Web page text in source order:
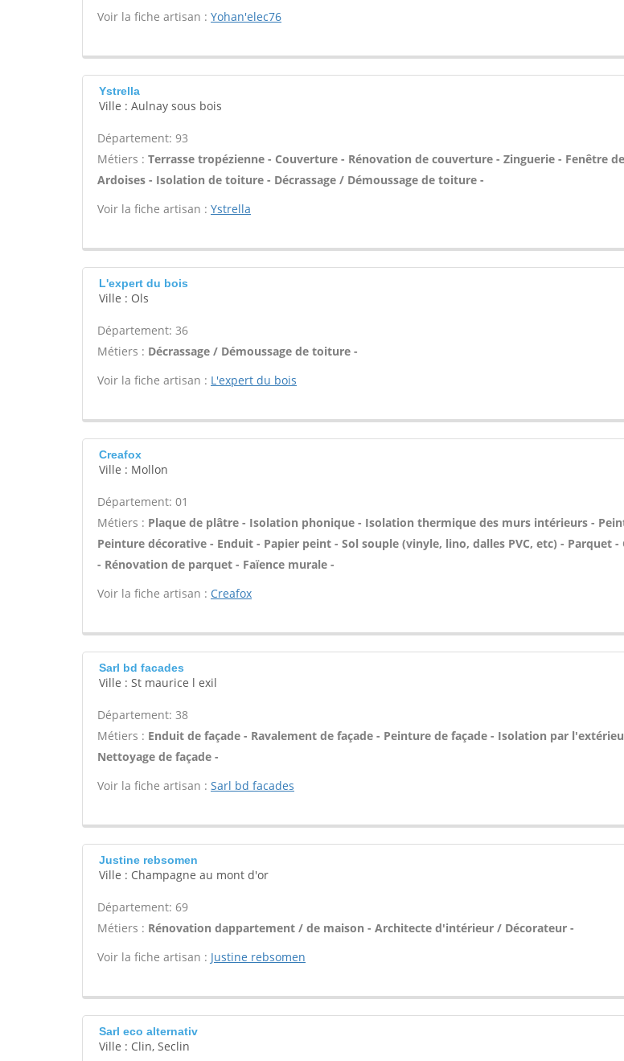
Voir la fiche artisan : Yohan'elec76
Ystrella
Ville : Aulnay sous bois
Département: 93
Métiers : Terrasse tropézienne - Couverture - Rénovation de couverture - Zinguerie - Fenêtre
Ardoises - Isolation de toiture - Décrassage / Démoussage de toiture -
Voir la fiche artisan : Ystrella
L'expert du bois
Ville : Ols
Département: 36
Métiers : Décrassage / Démoussage de toiture -
Voir la fiche artisan : L'expert du bois
Creafox
Ville : Mollon
Département: 01
Métiers : Plaque de plâtre - Isolation phonique - Isolation thermique des murs intérieurs -
Peinture décorative - Enduit - Papier peint - Sol souple (vinyle, lino, dalles PVC, etc) - Parquet -
- Rénovation de parquet - Faïence murale -
Voir la fiche artisan : Creafox
Sarl bd facades
Ville : St maurice l exil
Département: 38
Métiers : Enduit de façade - Ravalement de façade - Peinture de façade - Isolation par
Nettoyage de façade -
Voir la fiche artisan : Sarl bd facades
Justine rebsomen
Ville : Champagne au mont d'or
Département: 69
Métiers : Rénovation dappartement / de maison - Architecte d'intérieur / Décorateur -
Voir la fiche artisan : Justine rebsomen
Sarl eco alternativ
Ville : Clin, Seclin